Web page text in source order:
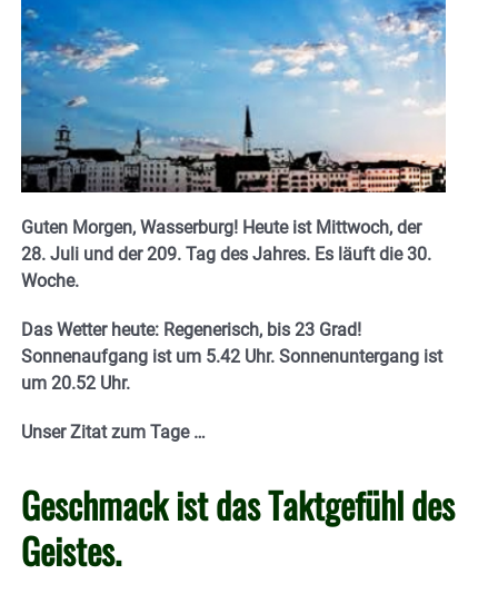
Guten Morgen, Wasserburg! Heute ist Mittwoch, der
28. Juli und der 209. Tag des Jahres. Es läuft die 30.
Woche.
Das Wetter heute: Regenerisch, bis 23 Grad!
Sonnenaufgang ist um 5.42 Uhr. Sonnenuntergang ist
um 20.52 Uhr.
Unser Zitat zum Tage …
Geschmack ist das Taktgefühl des
Geistes.